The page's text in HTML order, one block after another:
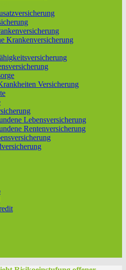
Krankenversicherung
Versicherung
Lebensversicherung
Rentenversicherung